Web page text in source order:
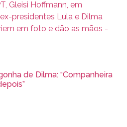
de Dilma: “Companheira